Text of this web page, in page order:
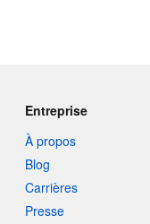
Entreprise
À propos
Blog
Carrières
Presse